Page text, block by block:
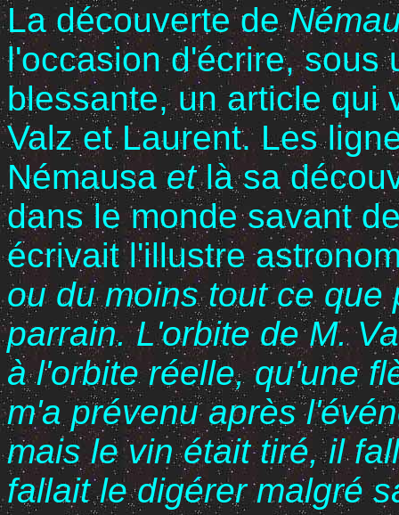
La découverte de
l'occasion d'écrire, sous
blessante, un article qui
Valz et Laurent. Les
Némausaetlà sa
dans le monde savant
écrivait l'illustre
ou du moins tout ce que
parrain. L'orbite de M.
à l'orbite réelle, qu'une
m'a prévenu après
mais le vin était tiré, il
fallait le digérer malgré